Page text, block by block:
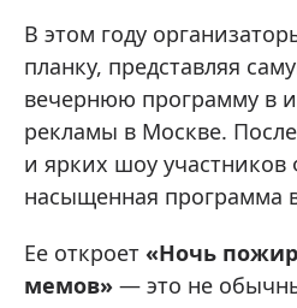
В этом году
планку, представляя
вечернюю программу в
рекламы в Москве.
и ярких шоу участников
насыщенная программа
Ее откроет «Ночь
мемов» — это не